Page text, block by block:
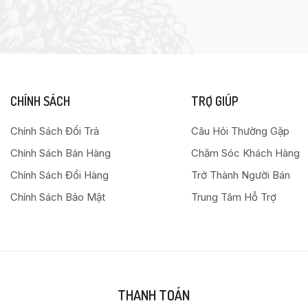
CHÍNH SÁCH
Chính Sách Đổi Trả
Chính Sách Bán Hàng
Chính Sách Đổi Hàng
Chính Sách Bảo Mật
TRỢ GIÚP
Câu Hỏi Thường Gặp
Chăm Sóc Khách Hàng
Trở Thành Người Bán
Trung Tâm Hỗ Trợ
THANH TOÁN